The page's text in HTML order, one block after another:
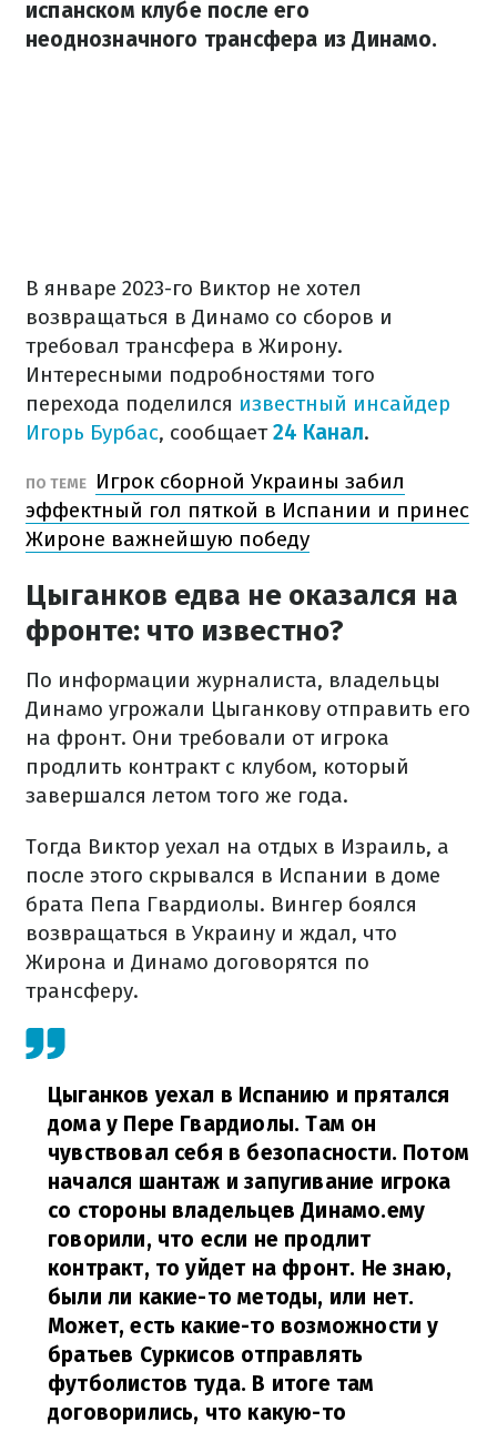
испанском клубе после его
неоднозначного трансфера из Динамо.
В январе 2023-го Виктор не хотел
возвращаться в Динамо со сборов и
требовал трансфера в Жирону.
Интересными подробностями того
перехода поделился известный инсайдер
Игорь Бурбас, сообщает24 Канал.
ПО ТЕМЕ
Игрок сборной Украины забил
эффектный гол пяткой в Испании и принес
Жироне важнейшую победу
Цыганков едва не оказался на
фронте: что известно?
По информации журналиста, владельцы
Динамо угрожали Цыганкову отправить его
на фронт. Они требовали от игрока
продлить контракт с клубом, который
завершался летом того же года.
Тогда Виктор уехал на отдых в Израиль, а
после этого скрывался в Испании в доме
брата Пепа Гвардиолы. Вингер боялся
возвращаться в Украину и ждал, что
Жирона и Динамо договорятся по
трансферу.
Цыганков уехал в Испанию и прятался
дома у Пере Гвардиолы. Там он
чувствовал себя в безопасности. Потом
начался шантаж и запугивание игрока
со стороны владельцев Динамо.ему
говорили, что если не продлит
контракт, то уйдет на фронт. Не знаю,
были ли какие-то методы, или нет.
Может, есть какие-то возможности у
братьев Суркисов отправлять
футболистов туда. В итоге там
договорились, что какую-то